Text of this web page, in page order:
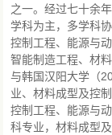
之一。经过七十余
学科为主，多学科
控制工程、能源与
智能制造工程、材
与韩国汉阳大学（
业、材料成型及控
控制工程、能源与
科专业，材料成型